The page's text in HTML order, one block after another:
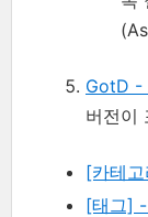
GotD -
버전이
[카테
[태그]